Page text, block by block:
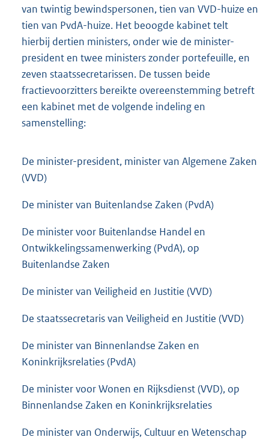
van twintig bewindspersonen, tien van VVD-huize en
tien van PvdA-huize. Het beoogde kabinet telt
hierbij dertien ministers, onder wie de minister-
president en twee ministers zonder portefeuille, en
zeven staatssecretarissen. De tussen beide
fractievoorzitters bereikte overeenstemming betreft
een kabinet met de volgende indeling en
samenstelling:
De minister-president, minister van Algemene Zaken
(VVD)
De minister van Buitenlandse Zaken (PvdA)
De minister voor Buitenlandse Handel en
Ontwikkelingssamenwerking (PvdA), op
Buitenlandse Zaken
De minister van Veiligheid en Justitie (VVD)
De staatssecretaris van Veiligheid en Justitie (VVD)
De minister van Binnenlandse Zaken en
Koninkrijksrelaties (PvdA)
De minister voor Wonen en Rijksdienst (VVD), op
Binnenlandse Zaken en Koninkrijksrelaties
De minister van Onderwijs, Cultuur en Wetenschap